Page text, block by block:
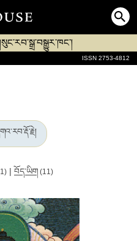
ISSN 2753-4812
| བོད་ཡིག (11)